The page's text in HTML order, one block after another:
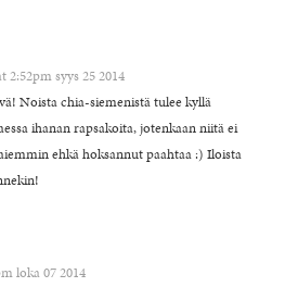
2:52pm syys 25 2014
Noista chia-siemenistä tulee kyllä
ihanan rapsakoita, jotenkaan niitä ei
ehkä hoksannut paahtaa :) Iloista
loka 07 2014